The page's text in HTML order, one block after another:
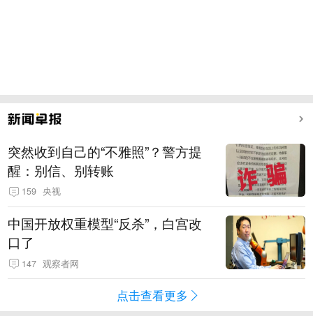
突然收到自己的“不雅照”？警方提
醒：别信、别转账
159 央视
中国开放权重模型“反杀”，白宫改
口了
147 观察者网
点击查看更多